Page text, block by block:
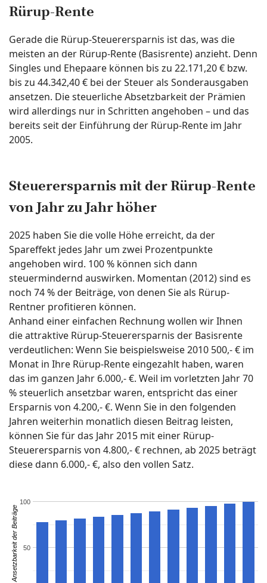
Rürup-Rente
Gerade die Rürup-Steuerersparnis ist das, was die
meisten an der Rürup-Rente (Basisrente) anzieht. Denn
Singles und Ehepaare können bis zu 22.171,20 € bzw.
bis zu 44.342,40 € bei der Steuer als Sonderausgaben
ansetzen. Die steuerliche Absetzbarkeit der Prämien
wird allerdings nur in Schritten angehoben – und das
bereits seit der Einführung der Rürup-Rente im Jahr
2005.
Steuerersparnis mit der Rürup-Rente
von Jahr zu Jahr höher
2025 haben Sie die volle Höhe erreicht, da der
Spareffekt jedes Jahr um zwei Prozentpunkte
angehoben wird. 100 % können sich dann
steuermindernd auswirken. Momentan (2012) sind es
noch 74 % der Beiträge, von denen Sie als Rürup-
Rentner profitieren können.
Anhand einer einfachen Rechnung wollen wir Ihnen
die attraktive Rürup-Steuerersparnis der Basisrente
verdeutlichen: Wenn Sie beispielsweise 2010 500,- € im
Monat in Ihre Rürup-Rente eingezahlt haben, waren
das im ganzen Jahr 6.000,- €. Weil im vorletzten Jahr 70
% steuerlich ansetzbar waren, entspricht das einer
Ersparnis von 4.200,- €. Wenn Sie in den folgenden
Jahren weiterhin monatlich diesen Beitrag leisten,
können Sie für das Jahr 2015 mit einer Rürup-
Steuerersparnis von 4.800,- € rechnen, ab 2025 beträgt
diese dann 6.000,- €, also den vollen Satz.
50
100
Ansetzbarkeit der Beiträge